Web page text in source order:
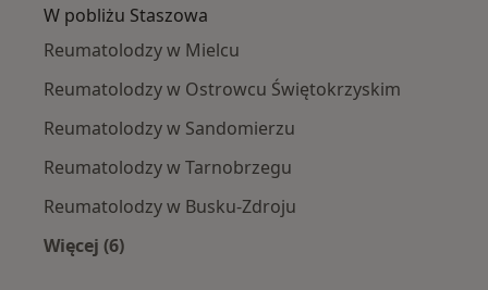
W pobliżu Staszowa
Reumatolodzy w Mielcu
Reumatolodzy w Ostrowcu Świętokrzyskim
Reumatolodzy w Sandomierzu
Reumatolodzy w Tarnobrzegu
Reumatolodzy w Busku-Zdroju
Więcej (6)